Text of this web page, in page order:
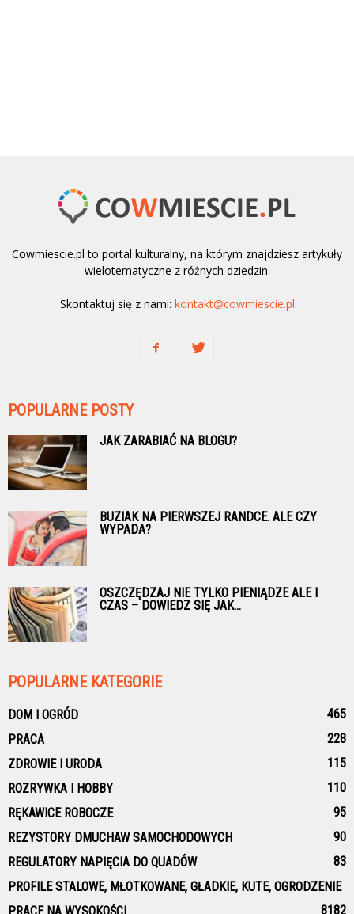
Cowmiescie.pl to portal kulturalny, na którym znajdziesz artykuły
wielotematyczne z różnych dziedzin.
Skontaktuj się z nami: kontakt@cowmiescie.pl
POPULARNE POSTY
JAK ZARABIAĆ NA BLOGU?
BUZIAK NA PIERWSZEJ RANDCE. ALE CZY
WYPADA?
OSZCZĘDZAJ NIE TYLKO PIENIĄDZE ALE I
CZAS – DOWIEDZ SIĘ JAK...
POPULARNE KATEGORIE
DOM I OGRÓD
465
PRACA
228
ZDROWIE I URODA
115
ROZRYWKA I HOBBY
110
RĘKAWICE ROBOCZE
95
REZYSTORY DMUCHAW SAMOCHODOWYCH
90
REGULATORY NAPIĘCIA DO QUADÓW
83
PROFILE STALOWE, MŁOTKOWANE, GŁADKIE, KUTE, OGRODZENIE
82
81